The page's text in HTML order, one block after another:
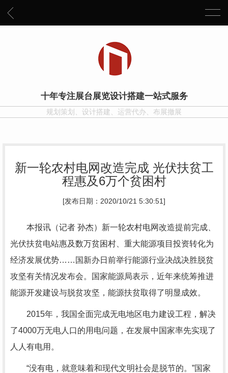
十年专注展台展览设计搭建一站式服务
规划策划、设计搭建、运营代办、布展撤展
新一轮农村电网改造完成 光伏扶贫工
程惠及6万个贫困村
[发布日期：2020/10/21 5:30:51]
本报讯（记者 孙杰）新一轮农村电网改造提前完成、
光伏扶贫电站惠及数万贫困村、重大能源项目投资转化为
经济发展优势……国新办日前举行能源行业决战决胜脱贫
攻坚有关情况发布会。国家能源局表示，近年来统筹推进
能源开发建设与脱贫攻坚，能源扶贫取得了明显成效。
2015年，我国全面完成无电地区电力建设工程，解决
了4000万无电人口的用电问题，在发展中国家率先实现了
人人有电用。
“没有电，就意味着和现代文明社会是脱节的。”国家